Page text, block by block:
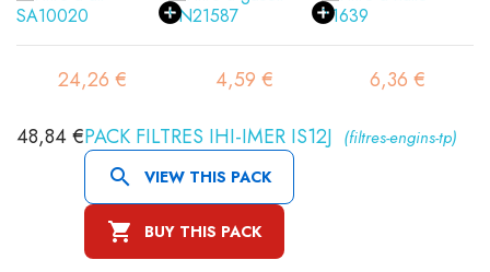
24,26 € 4,59 €
6,36 €
PACK FILTRES IHI-IMER IS12J (filtres-engins-tp)
 VIEW THIS PACK
 BUY THIS PACK
48,84 €